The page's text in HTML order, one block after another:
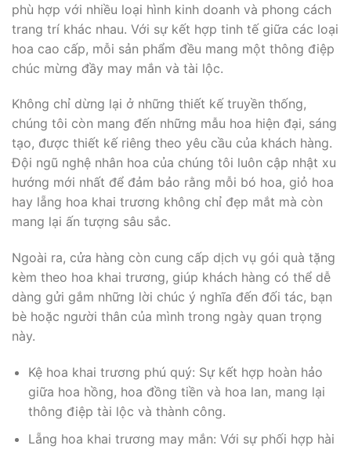
phù hợp với nhiều loại hình kinh doanh và phong cách
trang trí khác nhau. Với sự kết hợp tinh tế giữa các loại
hoa cao cấp, mỗi sản phẩm đều mang một thông điệp
chúc mừng đầy may mắn và tài lộc.
Không chỉ dừng lại ở những thiết kế truyền thống,
chúng tôi còn mang đến những mẫu hoa hiện đại, sáng
tạo, được thiết kế riêng theo yêu cầu của khách hàng.
Đội ngũ nghệ nhân hoa của chúng tôi luôn cập nhật xu
hướng mới nhất để đảm bảo rằng mỗi bó hoa, giỏ hoa
hay lẵng hoa khai trương không chỉ đẹp mắt mà còn
mang lại ấn tượng sâu sắc.
Ngoài ra, cửa hàng còn cung cấp dịch vụ gói quà tặng
kèm theo hoa khai trương, giúp khách hàng có thể dễ
dàng gửi gắm những lời chúc ý nghĩa đến đối tác, bạn
bè hoặc người thân của mình trong ngày quan trọng
này.
Kệ hoa khai trương phú quý: Sự kết hợp hoàn hảo
giữa hoa hồng, hoa đồng tiền và hoa lan, mang lại
thông điệp tài lộc và thành công.
Lẵng hoa khai trương may mắn: Với sự phối hợp hài